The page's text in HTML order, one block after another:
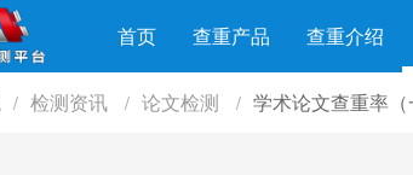
首页 查重产品 查重介绍
/ 检测资讯 / 论文检测 / 学术论文查重率（